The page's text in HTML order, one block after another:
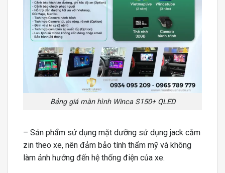
Bảng giá màn hình Winca S150+ QLED
– Sản phẩm sử dụng mặt dưỡng sử dụng jack cắm
zin theo xe, nên đảm bảo tính thẩm mỹ và không
làm ảnh hưởng đến hệ thống điện của xe.